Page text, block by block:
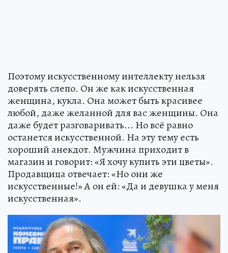
Поэтому искусственному интеллекту нельзя
доверять слепо. Он же как искусственная
женщина, кукла. Она может быть красивее
любой, даже желанной для вас женщины. Она
даже будет разговаривать... Но всё равно
останется искусственной. На эту тему есть
хороший анекдот. Мужчина приходит в
магазин и говорит: «Я хочу купить эти цветы».
Продавщица отвечает: «Но они же
искусственные!» А он ей: «Да и девушка у меня
искусственная».